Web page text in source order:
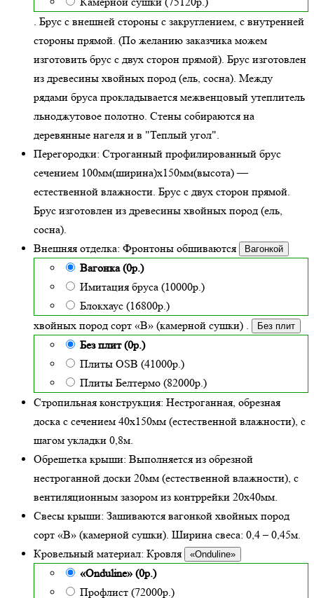
. Брус с внешней стороны с закруглением, с внутренней
стороны прямой. (По желанию заказчика можем
изготовить брус с двух сторон прямой). Брус изготовлен
из древесины хвойных пород (ель, сосна). Между
рядами бруса прокладывается межвенцовый утеплитель
льноджутовое полотно. Стены собираются на
деревянные нагеля и в "Теплый угол".
Перегородки: Строганный профилированный брус
сечением 100мм(ширина)x150мм(высота) —
естественной влажности. Брус с двух сторон прямой.
Брус изготовлен из древесины хвойных пород (ель,
сосна).
Внешняя отделка: Фронтоны обшиваются Вагонкой
Вагонка (0р.)
Имитация бруса (10000р.)
Блокхаус (16800р.)
хвойных пород сорт «В» (камерной сушки) . Без плит
Без плит (0р.)
Плиты OSB (41000р.)
Плиты Белтермо (82000р.)
Стропильная конструкция: Нестроганная, обрезная
доска с сечением 40х150мм (естественной влажности), с
шагом укладки 0,8м.
Обрешетка крыши: Выполняется из обрезной
нестроганной доски 20мм (естественной влажности), с
вентиляционным зазором из контррейки 20х40мм.
Свесы крыши: Зашиваются вагонкой хвойных пород
сорт «В» (камерной сушки). Ширина свеса: 0,4 – 0,45м.
Кровельный материал: Кровля «Onduline»
«Onduline» (0р.)
Профлист (72000р.)